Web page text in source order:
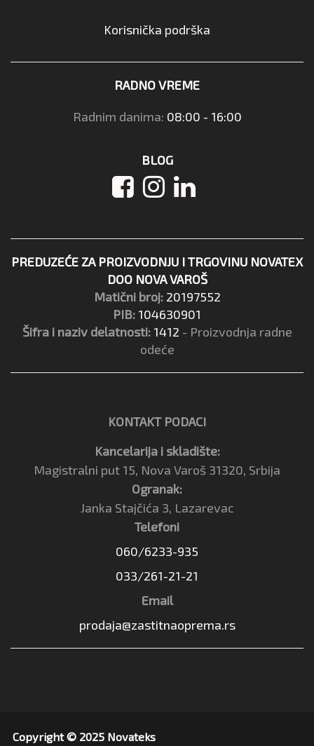
Korisnička podrška
RADNO VREME
Radnim danima: 08:00 - 16:00
BLOG
PREDUZEĆE ZA PROIZVODNJU I TRGOVINU NOVATEX
DOO NOVA VAROŠ
Matični broj: 20197552
PIB: 104630901
Šifra i naziv delatnosti: 1412 - Proizvodnja radne
odeće
KONTAKT PODACI
Kancelarija i skladište:
Magistralni put 15, Nova Varoš 31320, Srbija
Ogranak:
Janka Stajčića 3, Lazarevac
Telefoni
060/6233-935
033/261-21-21
Email
prodaja@zastitnaoprema.rs
Copyright © 2025 Novateks